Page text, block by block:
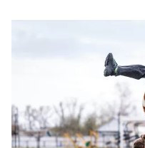
Пресс-
Metro
Стримы
Спецпроекты
Звезды